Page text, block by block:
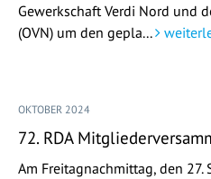
Gewerkschaft Verdi Nord und
(OVN) um den gepla...
OKTOBER 2024
72. RDA
Am Freitagnachmittag, den 27.